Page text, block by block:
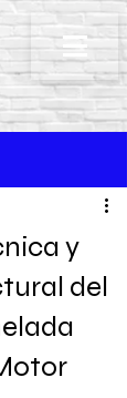
y
del